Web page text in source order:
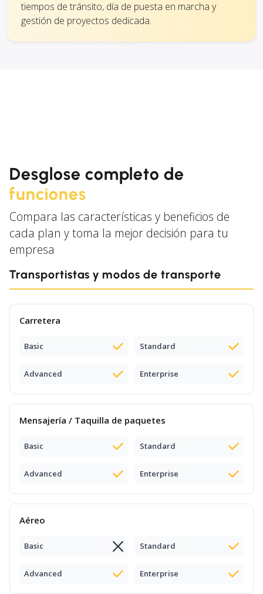
tiempos de tránsito, día de puesta en marcha y
gestión de proyectos dedicada.
Desglose completo de
funciones
Compara las características y beneficios de
cada plan y toma la mejor decisión para tu
empresa
Transportistas y modos de transporte
Carretera
Basic Standard
Advanced Enterprise
Mensajería / Taquilla de paquetes
Basic Standard
Advanced Enterprise
Aéreo
Basic Standard
Advanced Enterprise